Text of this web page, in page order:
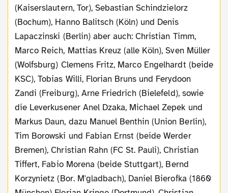
(Kaiserslautern, Tor), Sebastian Schindzielorz
(Bochum), Hanno Balitsch (Köln) und Denis
Lapaczinski (Berlin) aber auch: Christian Timm,
Marco Reich, Mattias Kreuz (alle Köln), Sven Müller
(Wolfsburg) Clemens Fritz, Marco Engelhardt (beide
KSC), Tobias Willi, Florian Bruns und Ferydoon
Zandi (Freiburg), Arne Friedrich (Bielefeld), sowie
die Leverkusener Anel Dzaka, Michael Zepek und
Markus Daun, dazu Manuel Benthin (Union Berlin),
Tim Borowski und Fabian Ernst (beide Werder
Bremen), Christian Rahn (FC St. Pauli), Christian
Tiffert, Fabio Morena (beide Stuttgart), Bernd
Korzynietz (Bor. M'gladbach), Daniel Bierofka (1860